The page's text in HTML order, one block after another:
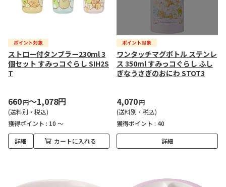
ストロー付タンブラー230ml 3
個セット すみっコぐらし SIH2S
T
660円～1,078円
(送料別・税込)
獲得ポイント : 10 ～
詳細 カートに入れる
ワンタッチマグボトル ステンレ
ス 350ml すみっコぐらし ふし
ぎなうさぎのおにわ STOT3
4,070円
(送料別・税込)
獲得ポイント : 40
詳細